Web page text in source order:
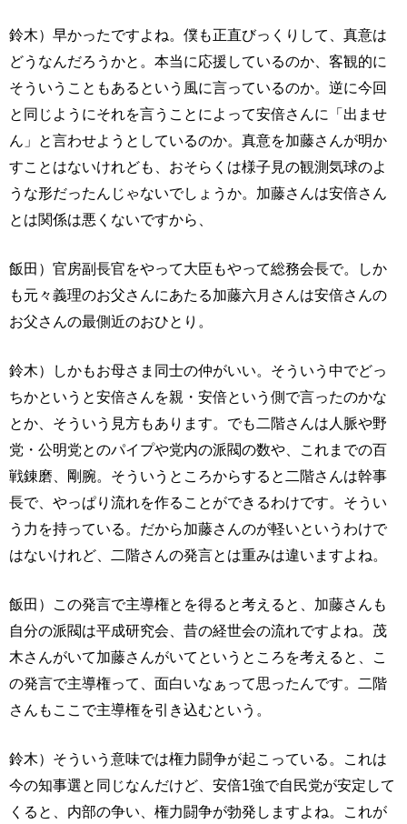
鈴木）早かったですよね。僕も正直びっくりして、真意は
どうなんだろうかと。本当に応援しているのか、客観的に
そういうこともあるという風に言っているのか。逆に今回
と同じようにそれを言うことによって安倍さんに「出ませ
ん」と言わせようとしているのか。真意を加藤さんが明か
すことはないけれども、おそらくは様子見の観測気球のよ
うな形だったんじゃないでしょうか。加藤さんは安倍さん
とは関係は悪くないですから、
飯田）官房副長官をやって大臣もやって総務会長で。しか
も元々義理のお父さんにあたる加藤六月さんは安倍さんの
お父さんの最側近のおひとり。
鈴木）しかもお母さま同士の仲がいい。そういう中でどっ
ちかというと安倍さんを親・安倍という側で言ったのかな
とか、そういう見方もあります。でも二階さんは人脈や野
党・公明党とのパイプや党内の派閥の数や、これまでの百
戦錬磨、剛腕。そういうところからすると二階さんは幹事
長で、やっぱり流れを作ることができるわけです。そうい
う力を持っている。だから加藤さんのが軽いというわけで
はないけれど、二階さんの発言とは重みは違いますよね。
飯田）この発言で主導権とを得ると考えると、加藤さんも
自分の派閥は平成研究会、昔の経世会の流れですよね。茂
木さんがいて加藤さんがいてというところを考えると、こ
の発言で主導権って、面白いなぁって思ったんです。二階
さんもここで主導権を引き込むという。
鈴木）そういう意味では権力闘争が起こっている。これは
今の知事選と同じなんだけど、安倍1強で自民党が安定して
くると、内部の争い、権力闘争が勃発しますよね。これが